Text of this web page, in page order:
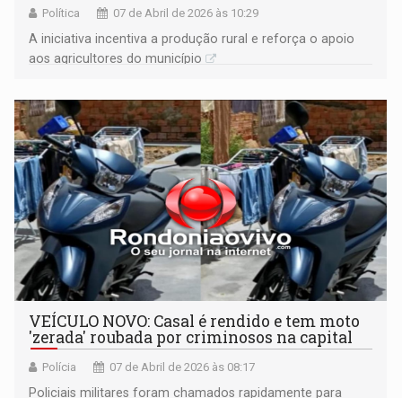
Política 07 de Abril de 2026 às 10:29
A iniciativa incentiva a produção rural e reforça o apoio
aos agricultores do município
VEÍCULO NOVO: Casal é rendido e tem moto
'zerada' roubada por criminosos na capital
Polícia 07 de Abril de 2026 às 08:17
Policiais militares foram chamados rapidamente para